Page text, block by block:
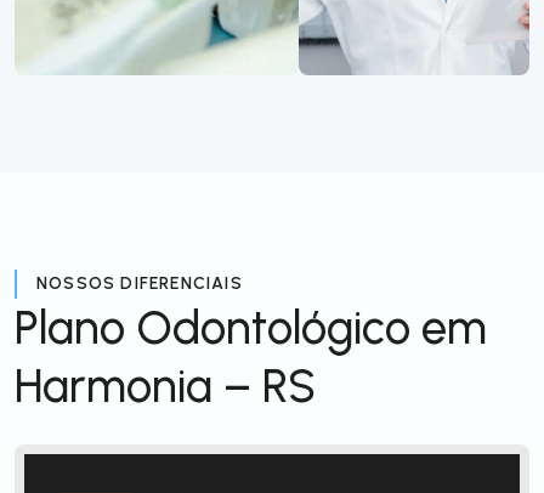
NOSSOS DIFERENCIAIS
Plano Odontológico em
Harmonia – RS